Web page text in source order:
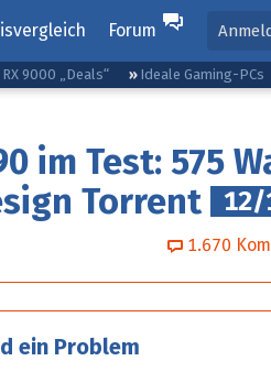
Forum
RX 9000 „Deals“ Ideale Gaming-PCs
im Test: 575
Torrent
12/
1.670
ein Problem